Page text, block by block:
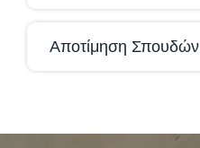
Αποτίμηση Σπουδών